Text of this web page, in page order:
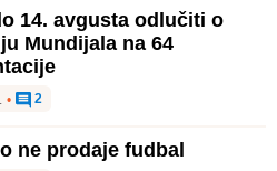
14. avgusta odlučiti o
Mundijala na 64
• 2
ne prodaje fudbal